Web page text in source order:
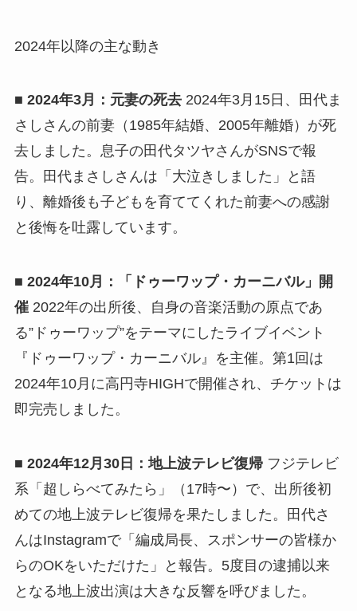
2024年以降の主な動き
■ 2024年3月：元妻の死去2024年3月15日、田代ま
さしさんの前妻（1985年結婚、2005年離婚）が死
去しました。息子の田代タツヤさんがSNSで報
告。田代まさしさんは「大泣きしました」と語
り、離婚後も子どもを育ててくれた前妻への感謝
と後悔を吐露しています。
■ 2024年10月：「ドゥーワップ・カーニバル」開
催2022年の出所後、自身の音楽活動の原点であ
る”ドゥーワップ”をテーマにしたライブイベント
『ドゥーワップ・カーニバル』を主催。第1回は
2024年10月に高円寺HIGHで開催され、チケットは
即完売しました。
■ 2024年12月30日：地上波テレビ復帰フジテレビ
系「超しらべてみたら」（17時〜）で、出所後初
めての地上波テレビ復帰を果たしました。田代さ
んはInstagramで「編成局長、スポンサーの皆様か
らのOKをいただけた」と報告。5度目の逮捕以来
となる地上波出演は大きな反響を呼びました。